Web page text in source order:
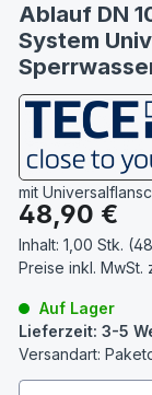
Ablauf DN
System
mit
Regulärer Preis:
48,90 €
Inhalt: 1,00 Stk.
Preise inkl. MwSt.
Auf Lager
Lieferzeit: 3-5
Versandart: